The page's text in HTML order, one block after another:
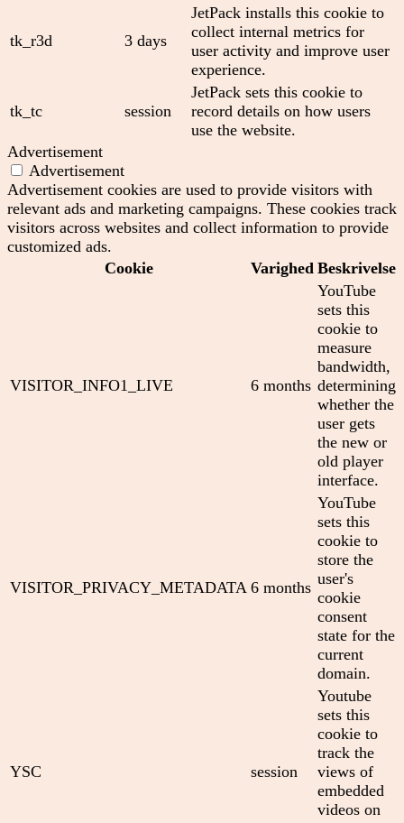
tk_r3d 3 days
JetPack installs this cookie to
collect internal metrics for
user activity and improve user
experience.
tk_tc session
JetPack sets this cookie to
record details on how users
use the website.
Advertisement
Advertisement
Advertisement cookies are used to provide visitors with
relevant ads and marketing campaigns. These cookies track
visitors across websites and collect information to provide
customized ads.
Cookie
Varighed Beskrivelse
VISITOR_INFO1_LIVE 6 months
YouTube
sets this
cookie to
measure
bandwidth,
determining
whether the
user gets
the new or
old player
interface.
VISITOR_PRIVACY_METADATA 6 months
YouTube
sets this
cookie to
store the
user's
cookie
consent
state for the
current
domain.
YSC session
Youtube
sets this
cookie to
track the
views of
embedded
videos on